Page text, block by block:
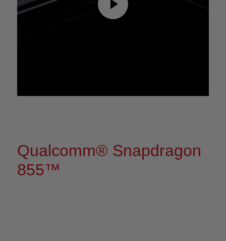
Qualcomm® Snapdragon
855™